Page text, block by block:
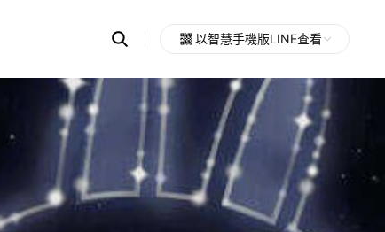
Search
OpenChats
messages
search
以智慧手機版LINE查看